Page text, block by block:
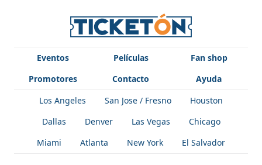
Eventos Películas
Fan shop
Promotores
Contacto
Ayuda
Los Angeles
San Jose / Fresno
Houston
Dallas
Denver Las Vegas
Chicago
Miami
Atlanta New York El Salvador